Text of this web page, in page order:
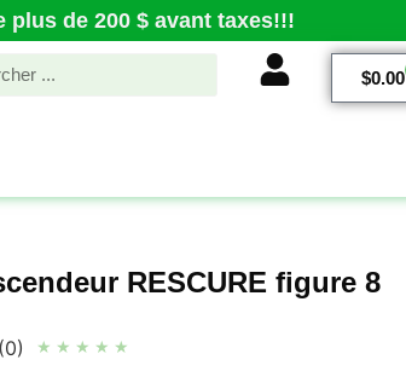
de 200 $ avant taxes!!!
$0.00
RESCURE figure 8
★ ★ ★ ★ ★